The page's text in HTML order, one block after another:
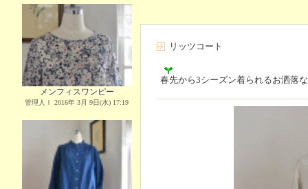
メンフィスワンピー
管理人Ｉ 2016年 3月 9日(水) 17:19
リッツコート
春先から3シーズン着られるお洒落